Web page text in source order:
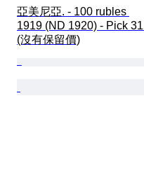
亞美尼亞. - 100 rubles
1919 (ND 1920) - Pick 31
(沒有保留價)